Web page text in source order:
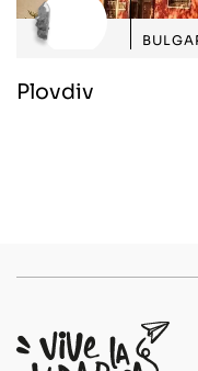
Plovdiv